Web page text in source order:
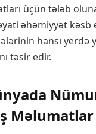
üçün tələb
əhəmiyyət kəsb
hansı yerdə
təsir edir.
Məlumatlar